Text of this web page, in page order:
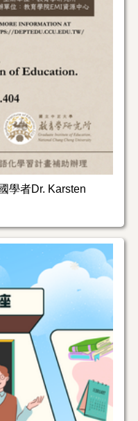
學者Dr. Karsten